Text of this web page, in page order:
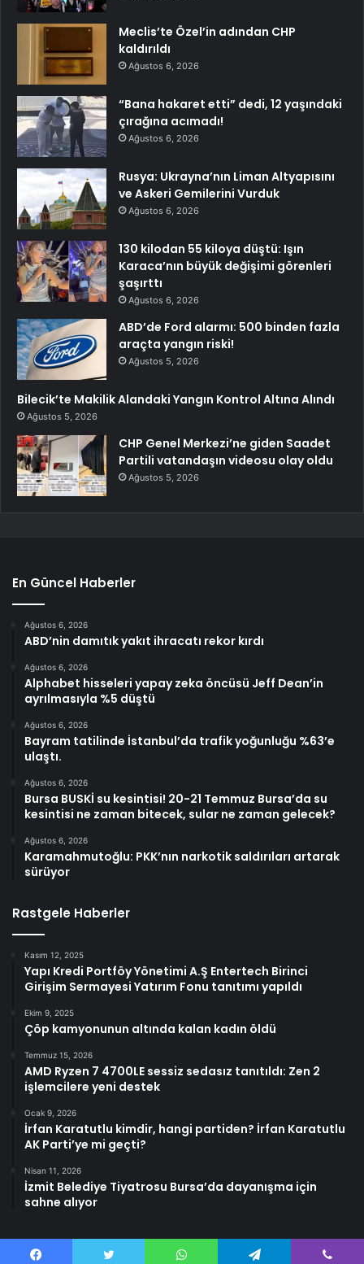
Meclis’te Özel’in adından CHP
kaldırıldı
Ağustos 6, 2026
“Bana hakaret etti” dedi, 12 yaşındaki
çırağına acımadı!
Ağustos 6, 2026
Rusya: Ukrayna’nın Liman Altyapısını
ve Askeri Gemilerini Vurduk
Ağustos 6, 2026
130 kilodan 55 kiloya düştü: Işın
Karaca’nın büyük değişimi görenleri
şaşırttı
Ağustos 6, 2026
ABD’de Ford alarmı: 500 binden fazla
araçta yangın riski!
Ağustos 5, 2026
Bilecik’te Makilik Alandaki Yangın Kontrol Altına Alındı
Ağustos 5, 2026
CHP Genel Merkezi’ne giden Saadet
Partili vatandaşın videosu olay oldu
Ağustos 5, 2026
En Güncel Haberler
Ağustos 6, 2026
ABD’nin damıtık yakıt ihracatı rekor kırdı
Ağustos 6, 2026
Alphabet hisseleri yapay zeka öncüsü Jeff Dean’in
ayrılmasıyla %5 düştü
Ağustos 6, 2026
Bayram tatilinde İstanbul’da trafik yoğunluğu %63’e
ulaştı.
Ağustos 6, 2026
Bursa BUSKİ su kesintisi! 20-21 Temmuz Bursa’da su
kesintisi ne zaman bitecek, sular ne zaman gelecek?
Ağustos 6, 2026
Karamahmutoğlu: PKK’nın narkotik saldırıları artarak
sürüyor
Rastgele Haberler
Kasım 12, 2025
Yapı Kredi Portföy Yönetimi A.Ş Entertech Birinci
Girişim Sermayesi Yatırım Fonu tanıtımı yapıldı
Ekim 9, 2025
Çöp kamyonunun altında kalan kadın öldü
Temmuz 15, 2026
AMD Ryzen 7 4700LE sessiz sedasız tanıtıldı: Zen 2
işlemcilere yeni destek
Ocak 9, 2026
İrfan Karatutlu kimdir, hangi partiden? İrfan Karatutlu
AK Parti’ye mi geçti?
Nisan 11, 2026
İzmit Belediye Tiyatrosu Bursa’da dayanışma için
sahne alıyor